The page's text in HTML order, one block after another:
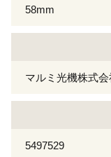
58mm
マルミ光機株式会
5497529